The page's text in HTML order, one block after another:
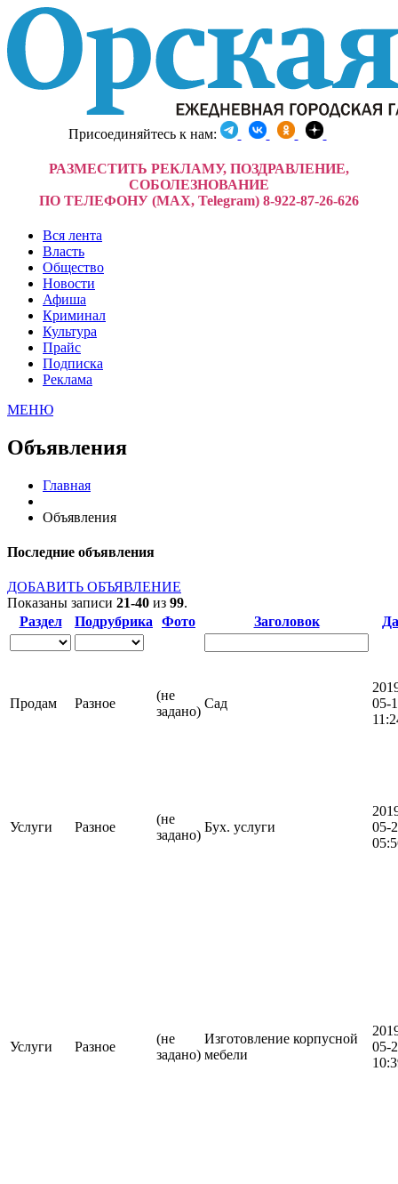
Присоединяйтесь к нам:
РАЗМЕСТИТЬ РЕКЛАМУ, ПОЗДРАВЛЕНИЕ,
СОБОЛЕЗНОВАНИЕ
ПО ТЕЛЕФОНУ (MAX, Telegram) 8-922-87-26-626
Вся лента
Власть
Общество
Новости
Афиша
Криминал
Культура
Прайс
Подписка
Реклама
МЕНЮ
Объявления
Главная
Объявления
Последние объявления
ДОБАВИТЬ ОБЪЯВЛЕНИЕ
Показаны записи 21-40 из 99.
Раздел
Подрубрика Фото Заголовок
Продам Разное
(не
задано)
Сад
05-
Услуги Разное
(не
задано)
Бух. услуги
05-
Услуги Разное
(не
задано)
Изготовление корпусной
мебели
05-